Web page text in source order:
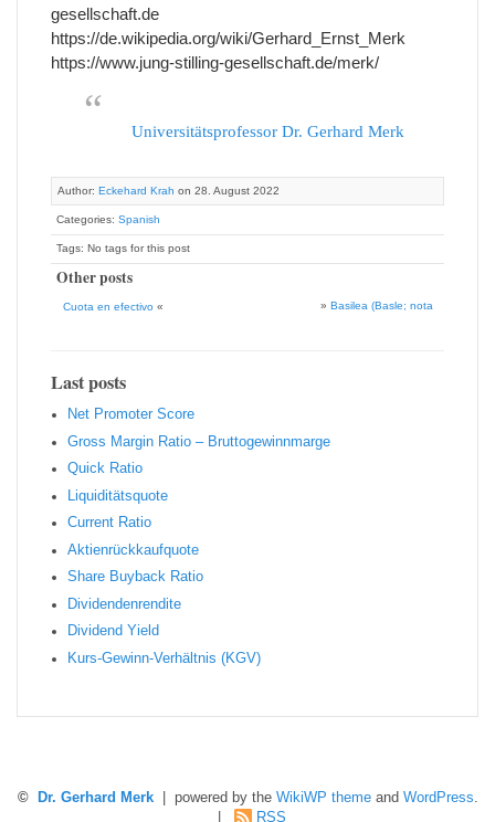
gesellschaft.de
https://de.wikipedia.org/wiki/Gerhard_Ernst_Merk
https://www.jung-stilling-gesellschaft.de/merk/
Universitätsprofessor Dr. Gerhard Merk
Author: Eckehard Krah on 28. August 2022
Categories: Spanish
Tags: No tags for this post
Other posts
Cuota en efectivo « » Basilea (Basle; nota
Last posts
Net Promoter Score
Gro ss Margin Ratio – Bruttogewinnmarge
Quic k Ratio
Liquiditätsquote
Current Ratio
Aktienrückkaufquote
Sha re Buyback Ratio
Dividendenrendite
Dividend Yield
Kurs-Gewinn-Verhältnis (KGV)
© Dr. Gerhard Merk| powered by the WikiWP themeand WordPress.
RSS